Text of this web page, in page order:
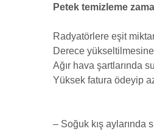
Petek temizleme
Radyatörlere eşit
Derece yükseltilmesine
Ağır hava şartlarında
Yüksek fatura ödeyip
– Soğuk kış aylarında